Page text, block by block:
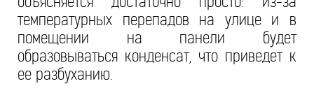
температурных перепадов на улице и в
помещении на панели будет
образовываться конденсат, что приведет к
ее разбуханию.